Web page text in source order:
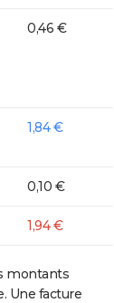
0,46 €
1,84 €
0,10 €
1,94 €
montants
Une facture